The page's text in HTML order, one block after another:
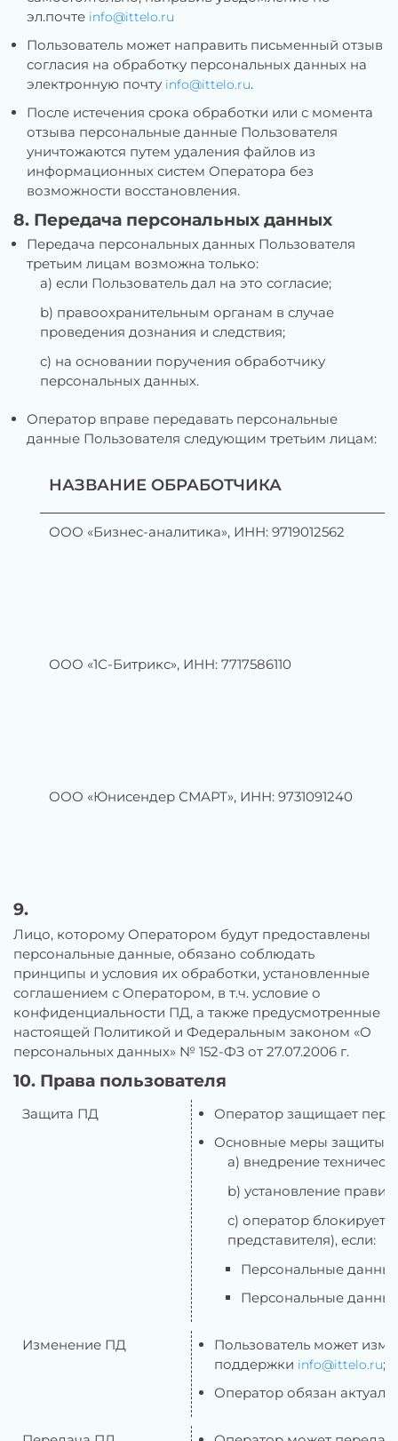
эл.почте info@ittelo.ru
Пользователь может направить письменный отзыв
согласия на обработку персональных данных на
электронную почту info@ittelo.ru.
После истечения срока обработки или с момента
отзыва персональные данные Пользователя
уничтожаются путем удаления файлов из
информационных систем Оператора без
возможности восстановления.
8. Передача персональных данных
Передача персональных данных Пользователя
третьим лицам возможна только:
a) если Пользователь дал на это согласие;
b) правоохранительным органам в случае
проведения дознания и следствия;
c) на основании поручения обработчику
персональных данных.
Оператор вправе передавать персональные
данные Пользователя следующим третьим лицам:
НАЗВАНИЕ ОБРАБОТЧИКА
ООО «Бизнес-аналитика», ИНН: 9719012562
ООО «1С-Битрикс», ИНН: 7717586110
ООО «Юнисендер СМАРТ», ИНН: 9731091240
9.
Лицо, которому Оператором будут предоставлены
персональные данные, обязано соблюдать
принципы и условия их обработки, установленные
соглашением с Оператором, в т.ч. условие о
конфиденциальности ПД, а также предусмотренные
настоящей Политикой и Федеральным законом «О
персональных данных» № 152-ФЗ от 27.07.2006 г.
10. Права пользователя
Защита ПД
Оператор защищает
Основные меры защиты:
a) внедрение
b) установление
c) оператор блокирует
представителя), если:
Персональные
Персональные
Изменение ПД
Пользователь может
поддержки info@ittelo.ru;
Оператор обязан